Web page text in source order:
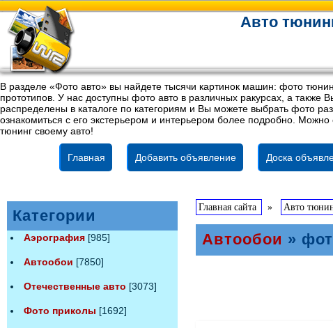
Авто
В разделе «Фото авто» вы найдете тысячи картинок машин: фото
прототипов. У нас доступны фото авто в различных ракурсах, а
распределены в каталоге по категориям и Вы можете выбрать фото
ознакомиться с его экстерьером и интерьером более подробно.
тюнинг своему авто!
Главная Добавить объявление Доска
Категории
Аэрография [985]
Автообои [7850]
Отечественные авто [3073]
Фото приколы [1692]
Главная сайта » Авто
Автообои »